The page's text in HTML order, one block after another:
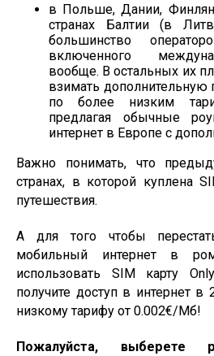
в Польше, Дании,
странах Балтии (в
большинство
включенного
вообще. В остальных их
взимать дополнительную
по более низким
предлагая обычные
интернет в Европе с
Важно понимать, что
странах, в которой куплена
путешествия.
А для того чтобы
мобильный интернет в
использовать SIM карту
получите доступ в интернет в
низкому тарифу от 0.002€/Мб!
Пожалуйста, выберете